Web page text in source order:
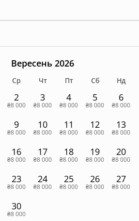
Вересень 2026
Ср Чт Пт Сб Нд
2
₴8 000
3
₴8 000
4
₴8 000
5
₴8 000
6
₴8 000
9
₴8 000
10
₴8 000
11
₴8 000
12
₴8 000
13
₴8 000
16
₴8 000
17
₴8 000
18
₴8 000
19
₴8 000
20
₴8 000
23
₴8 000
24
₴8 000
25
₴8 000
26
₴8 000
27
₴8 000
30
₴8 000